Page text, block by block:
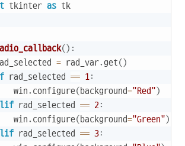
tkinter as tk
() :
= rad_var.get()
rad_selected == 1:
win
. configure(background="Red")
rad_selected == 2:
win
. configure(background="Green")
rad_selected == 3: